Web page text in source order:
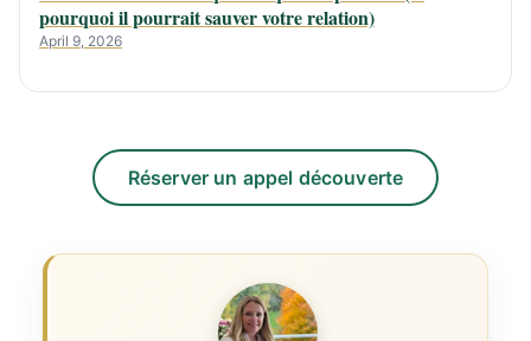
pourquoi il pourrait sauver votre relation)
April 9, 2026
Réserver un appel découverte